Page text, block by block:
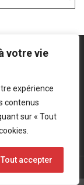
votre vie
expérience
contenus
sur « Tout
Tout accepter